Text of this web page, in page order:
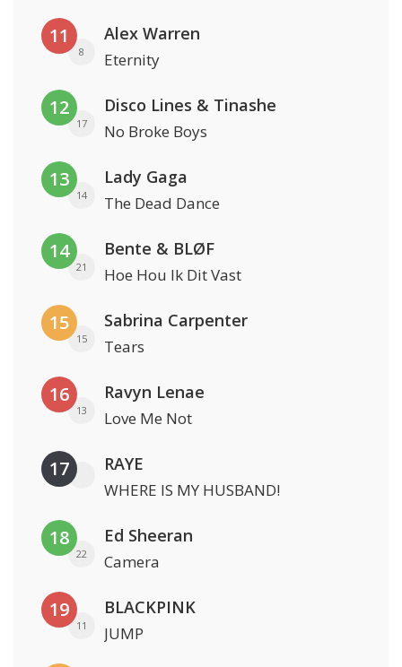
11
8
Alex Warren
Eternity
12
17
Disco Lines & Tinashe
No Broke Boys
13
14
Lady Gaga
The Dead Dance
14
21
Bente & BLØF
Hoe Hou Ik Dit Vast
15
15
Sabrina Carpenter
Tears
16
13
Ravyn Lenae
Love Me Not
17 RAYE
WHERE IS MY HUSBAND!
18
22
Ed Sheeran
Camera
19
11
BLACKPINK
JUMP